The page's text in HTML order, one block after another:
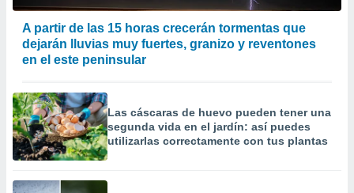
A partir de las 15 horas crecerán tormentas que
dejarán lluvias muy fuertes, granizo y reventones
en el este peninsular
Las cáscaras de huevo pueden tener una
segunda vida en el jardín: así puedes
utilizarlas correctamente con tus plantas